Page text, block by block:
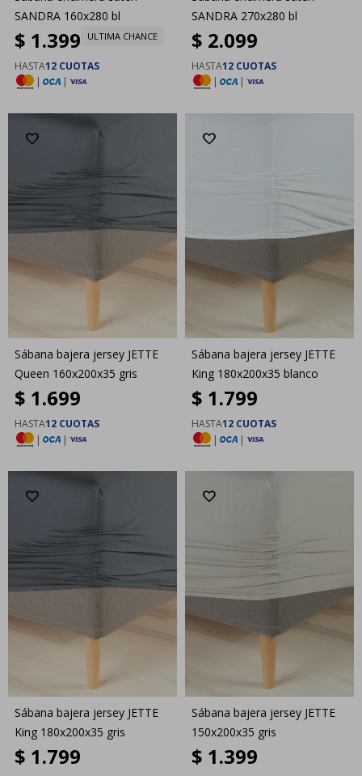
SANDRA 160x280 bl
$ 1.399 ULTIMA CHANCE
HASTA12 CUOTAS
|
|
SANDRA 270x280 bl
$ 2.099
HASTA12 CUOTAS
|
|
Sábana bajera jersey JETTE
Queen 160x200x35 gris
$ 1.699
HASTA12 CUOTAS
|
|
Sábana bajera jersey JETTE
King 180x200x35 blanco
$ 1.799
HASTA12 CUOTAS
|
|
Sábana bajera jersey JETTE
King 180x200x35 gris
$ 1.799
Sábana bajera jersey JETTE
150x200x35 gris
$ 1.399